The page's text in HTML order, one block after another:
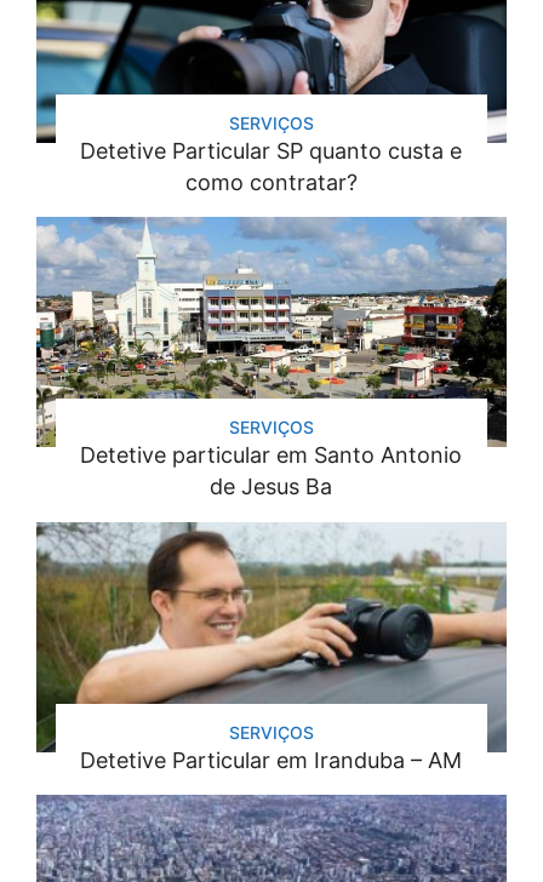
SERVIÇOS
Detetive Particular SP quanto custa e
como contratar?
SERVIÇOS
Detetive particular em Santo Antonio
de Jesus Ba
SERVIÇOS
Detetive Particular em Iranduba – AM